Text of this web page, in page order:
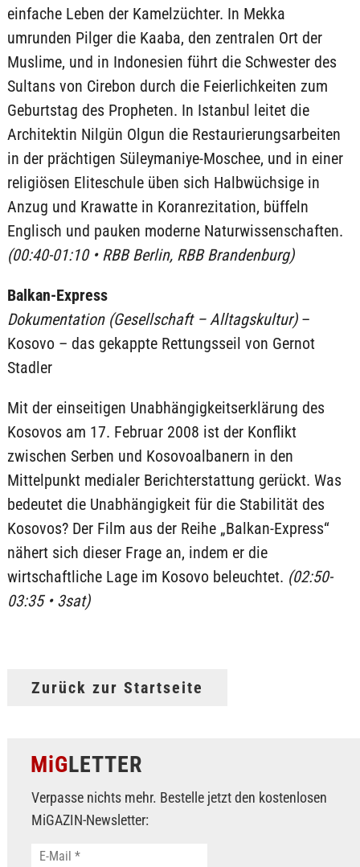
einfache Leben der Kamelzüchter. In Mekka
umrunden Pilger die Kaaba, den zentralen Ort der
Muslime, und in Indonesien führt die Schwester des
Sultans von Cirebon durch die Feierlichkeiten zum
Geburtstag des Propheten. In Istanbul leitet die
Architektin Nilgün Olgun die Restaurierungsarbeiten
in der prächtigen Süleymaniye-Moschee, und in einer
religiösen Eliteschule üben sich Halbwüchsige in
Anzug und Krawatte in Koranrezitation, büffeln
Englisch und pauken moderne Naturwissenschaften.
(00:40-01:10 • RBB Berlin, RBB Brandenburg)
Balkan-Express
Dokumentation (Gesellschaft – Alltagskultur)–
Kosovo – das gekappte Rettungsseil von Gernot
Stadler
Mit der einseitigen Unabhängigkeitserklärung des
Kosovos am 17. Februar 2008 ist der Konflikt
zwischen Serben und Kosovoalbanern in den
Mittelpunkt medialer Berichterstattung gerückt. Was
bedeutet die Unabhängigkeit für die Stabilität des
Kosovos? Der Film aus der Reihe „Balkan-Express“
nähert sich dieser Frage an, indem er die
wirtschaftliche Lage im Kosovo beleuchtet. (02:50-
03:35 • 3sat)
Zurück zur Startseite
MiGLETTER
Verpasse nichts mehr. Bestelle jetzt den kostenlosen
MiGAZIN-Newsletter: